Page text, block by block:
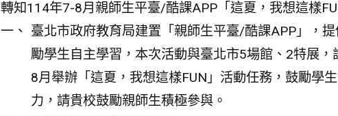
轉知114年7-8月親師生平臺/酷課APP「這夏，我想這樣
臺北市政府教育局建置「親師生平臺/酷課APP」，
勵學生自主學習，本次活動與臺北市5場館、2特展
8月舉辦「這夏，我想這樣FUN」活動任務，鼓勵學
力，請貴校鼓勵親師生積極參與。